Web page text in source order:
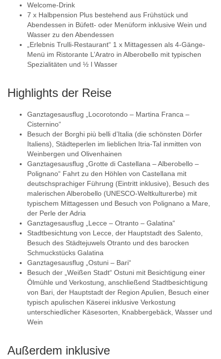
Welcome-Drink
7 x Halbpension Plus bestehend aus Frühstück und
Abendessen in Büfett- oder Menüform inklusive Wein und
Wasser zu den Abendessen
„Erlebnis Trulli-Restaurant“ 1 x Mittagessen als 4-Gänge-
Menü im Ristorante L’Aratro in Alberobello mit typischen
Spezialitäten und ½ l Wasser
Highlights der Reise
Ganztagesausflug „Locorotondo – Martina Franca –
Cisternino“
Besuch der Borghi più belli d’Italia (die schönsten Dörfer
Italiens), Städteperlen im lieblichen Itria-Tal inmitten von
Weinbergen und Olivenhainen
Ganztagesausflug „Grotte di Castellana – Alberobello –
Polignano“ Fahrt zu den Höhlen von Castellana mit
deutschsprachiger Führung (Eintritt inklusive), Besuch des
malerischen Alberobello (UNESCO-Weltkulturerbe) mit
typischem Mittagessen und Besuch von Polignano a Mare,
der Perle der Adria
Ganztagesausflug „Lecce – Otranto – Galatina“
Stadtbesichtung von Lecce, der Hauptstadt des Salento,
Besuch des Städtejuwels Otranto und des barocken
Schmuckstücks Galatina
Ganztagesausflug „Ostuni – Bari“
Besuch der „Weißen Stadt“ Ostuni mit Besichtigung einer
Ölmühle und Verkostung, anschließend Stadtbesichtigung
von Bari, der Hauptstadt der Region Apulien, Besuch einer
typisch apulischen Käserei inklusive Verkostung
unterschiedlicher Käsesorten, Knabbergebäck, Wasser und
Wein
Außerdem inklusive